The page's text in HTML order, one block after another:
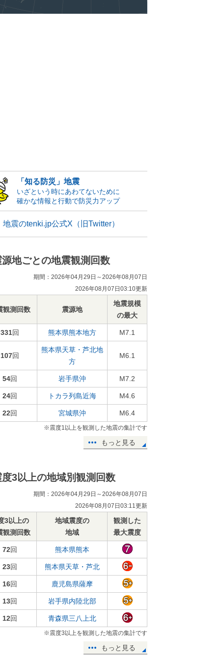
「知る防災」地震
いざという時にあわてないために
確かな情報と行動で防災力アップ
地震のtenki.jp公式X（旧Twitter）
源地ごとの地震観測回数
期間：2026年04月29日～2026年08月07日
2026年08月07日03:10更新
観測回数 震源地
地震規模
の最大
331回 熊本県熊本地方 M7.1
107回
熊本県天草・芦北地
方
M6.1
54回 岩手県沖 M7.2
24回 トカラ列島近海 M4.6
22回 宮城県沖 M6.4
※震度1以上を観測した地震の集計です
もっと見る
度3以上の地域別観測回数
期間：2026年04月29日～2026年08月07日
2026年08月07日03:11更新
3以上の
観測回数
地域震度の
地域
観測した
最大震度
72回 熊本県熊本
23回 熊本県天草・芦北
16回 鹿児島県薩摩
13回 岩手県内陸北部
12回 青森県三八上北
※震度3以上を観測した地震の集計です
もっと見る